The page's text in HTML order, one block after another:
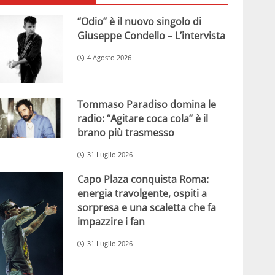
“Odio” è il nuovo singolo di
Giuseppe Condello – L’intervista
4 Agosto 2026
Tommaso Paradiso domina le
radio: “Agitare coca cola” è il
brano più trasmesso
31 Luglio 2026
Capo Plaza conquista Roma:
energia travolgente, ospiti a
sorpresa e una scaletta che fa
impazzire i fan
31 Luglio 2026